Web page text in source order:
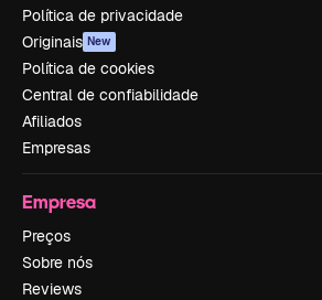
Política de privacidade
Originais New
Política de cookies
Central de confiabilidade
Afiliados
Empresas
Empresa
Preços
Sobre nós
Reviews